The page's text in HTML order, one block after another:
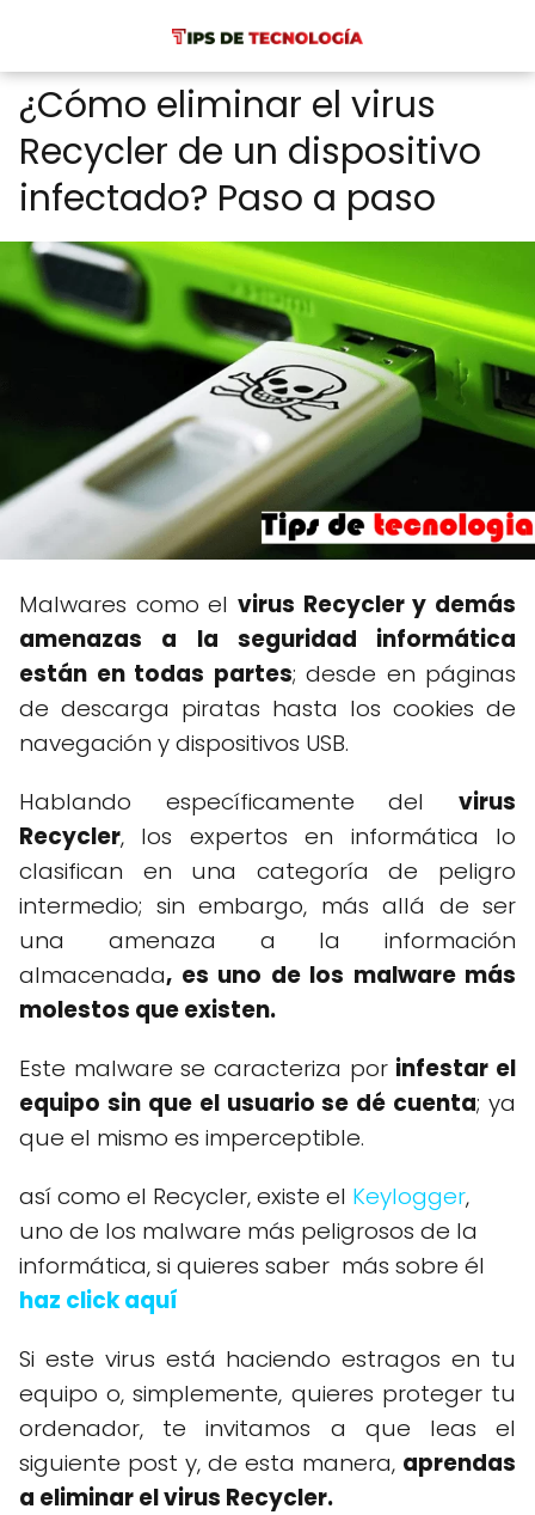
¿Cómo eliminar el virus
Recycler de un dispositivo
infectado? Paso a paso
Malwares como el virus Recycler y demás
amenazas a la seguridad informática
están en todas partes; desde en páginas
de descarga piratas hasta los cookies de
navegación y dispositivos USB.
Hablando específicamente del virus
Recycler, los expertos en informática lo
clasifican en una categoría de peligro
intermedio; sin embargo, más allá de ser
una amenaza a la información
almacenada, es uno de los malware más
molestos que existen.
Este malware se caracteriza por infestar el
equipo sin que el usuario se dé cuenta; ya
que el mismo es imperceptible.
así como el Recycler, existe el Keylogger,
uno de los malware más peligrosos de la
informática, si quieres saber más sobre él
haz click aquí
Si este virus está haciendo estragos en tu
equipo o, simplemente, quieres proteger tu
ordenador, te invitamos a que leas el
siguiente post y, de esta manera, aprendas
a eliminar el virus Recycler.